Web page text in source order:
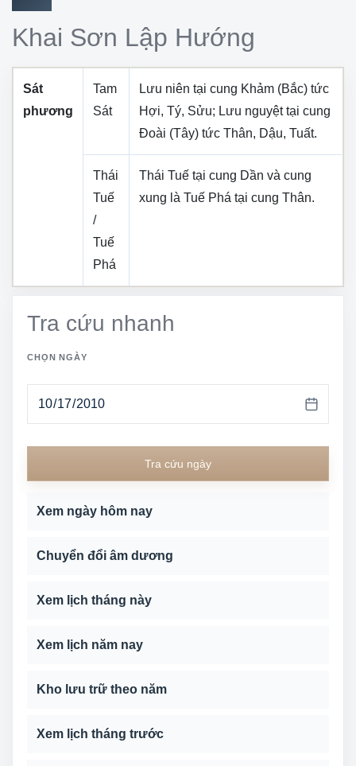
Khai Sơn Lập Hướng
Sát
phương
Tam
Sát
Lưu niên tại cung Khảm (Bắc) tức
Hợi, Tý, Sửu; Lưu nguyệt tại cung
Đoài (Tây) tức Thân, Dậu, Tuất.
Thái
Tuế
/
Tuế
Phá
Thái Tuế tại cung Dần và cung
xung là Tuế Phá tại cung Thân.
Tra cứu nhanh
CHỌN NGÀY
Tra cứu ngày
Xem ngày hôm nay
Chuyển đổi âm dương
Xem lịch tháng này
Xem lịch năm nay
Kho lưu trữ theo năm
Xem lịch tháng trước